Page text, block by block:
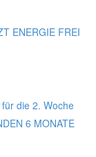
ENERGIE FREI
für die 2. Woche
6 MONATE